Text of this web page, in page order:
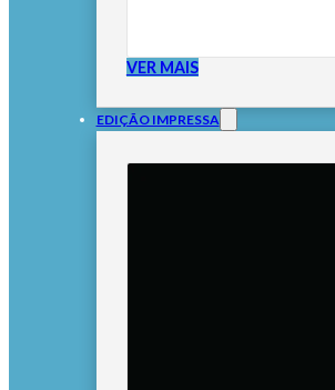
VER MAIS
EDIÇÃO IMPRESSA